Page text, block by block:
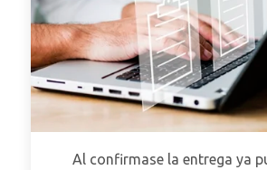
Al confirmase la entrega ya